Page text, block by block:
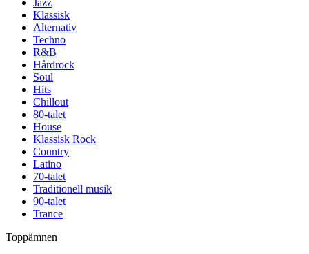
Jazz
Klassisk
Alternativ
Techno
R&B
Hårdrock
Soul
Hits
Chillout
80-talet
House
Klassisk Rock
Country
Latino
70-talet
Traditionell musik
90-talet
Trance
Toppämnen